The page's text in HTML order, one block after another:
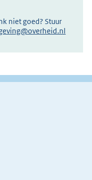
niet goed? Stuur